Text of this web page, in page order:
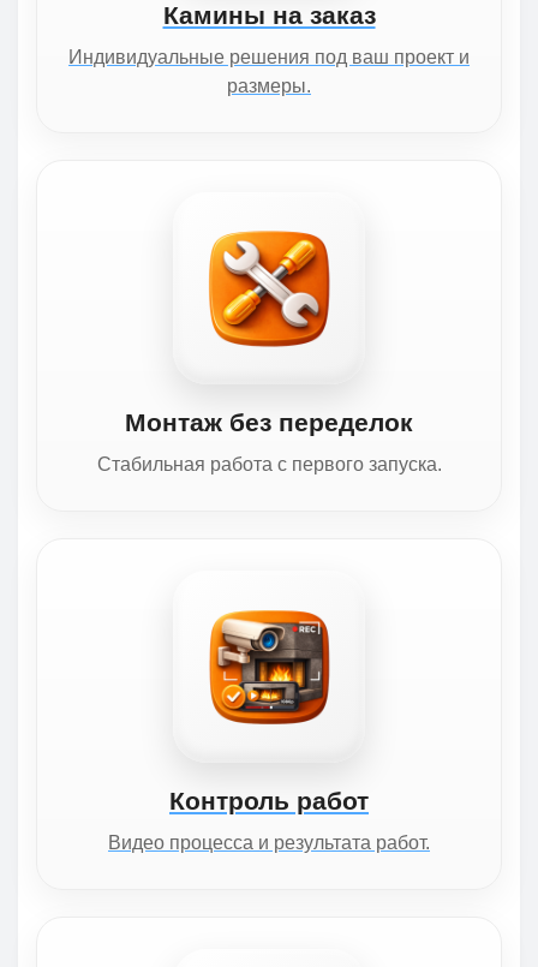
Камины на заказ
Индивидуальные решения под ваш проект и
размеры.
Монтаж без переделок
Стабильная работа с первого запуска.
Контроль работ
Видео процесса и результата работ.